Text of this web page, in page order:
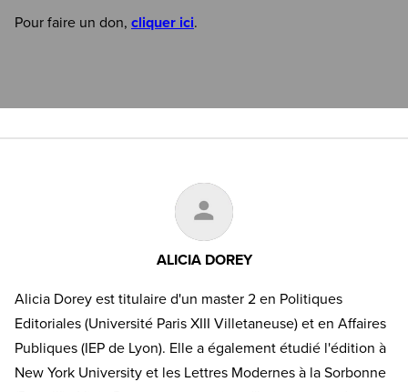
Pour faire un don, cliquer ici.
ALICIA DOREY
Alicia Dorey est titulaire d'un master 2 en Politiques
Editoriales (Université Paris XIII Villetaneuse) et en Affaires
Publiques (IEP de Lyon). Elle a également étudié l'édition à
New York University et les Lettres Modernes à la Sorbonne